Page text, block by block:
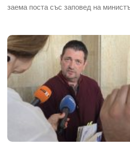
заема поста със заповед на